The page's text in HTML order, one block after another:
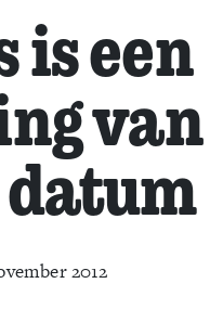
is een
van
2012